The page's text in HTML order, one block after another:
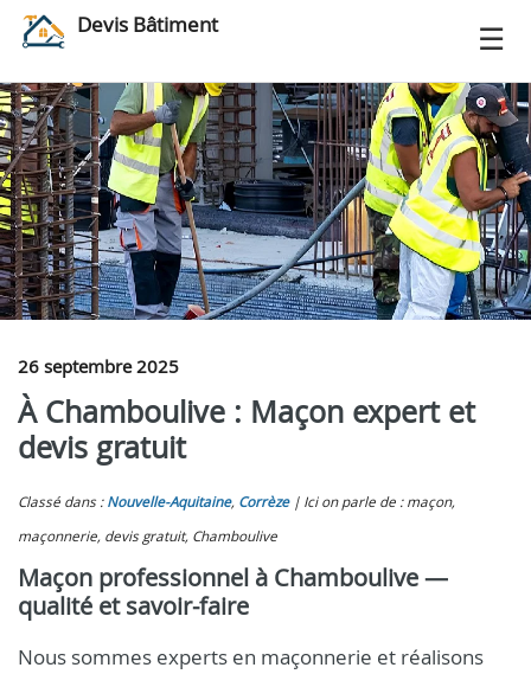
Devis Bâtiment
26 septembre 2025
À Chamboulive : Maçon expert et
devis gratuit
Classé dans : Nouvelle-Aquitaine, Corrèze
Ici on parle de : maçon,
maçonnerie, devis gratuit, Chamboulive
Maçon professionnel à Chamboulive —
qualité et savoir-faire
Nous sommes experts en maçonnerie et réalisons